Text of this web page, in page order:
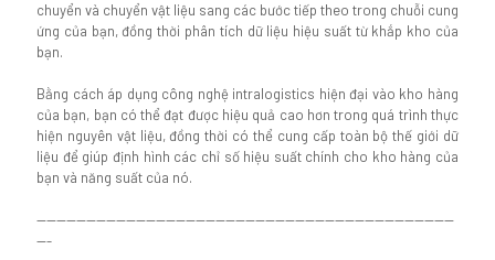
chuyển và chuyển vật liệu sang các bước tiếp theo trong chuỗi cung
ứng của bạn, đồng thời phân tích dữ liệu hiệu suất từ ​​khắp kho của
bạn.
Bằng cách áp dụng công nghệ intralogistics hiện đại vào kho hàng
của bạn, bạn có thể đạt được hiệu quả cao hơn trong quá trình thực
hiện nguyên vật liệu, đồng thời có thể cung cấp toàn bộ thế giới dữ
liệu để giúp định hình các chỉ số hiệu suất chính cho kho hàng của
bạn và năng suất của nó.
------------------------------------------------------------------------------------
---